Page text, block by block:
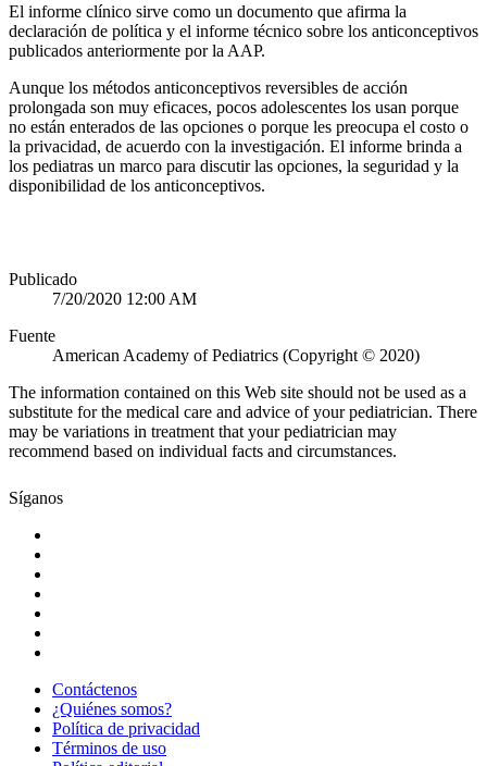
El informe clínico sirve como un documento que afirma la
declaración de política y el informe técnico sobre los anticonceptivos
publicados anteriormente por la AAP.
Aunque los métodos anticonceptivos reversibles de acción
prolongada son muy eficaces, pocos adolescentes los usan porque
no están enterados de las opciones o porque les preocupa el costo o
la privacidad, de acuerdo con la investigación. El informe brinda a
los pediatras un marco para discutir las opciones, la seguridad y la
disponibilidad de los anticonceptivos.
Publicado
7/20/2020 12:00 AM
Fuente
American Academy of Pediatrics (Copyright © 2020)
The information contained on this Web site should not be used as a
substitute for the medical care and advice of your pediatrician. There
may be variations in treatment that your pediatrician may
recommend based on individual facts and circumstances.
Síganos
Contáctenos
¿Quiénes somos?
Política de privacidad
Términos de uso